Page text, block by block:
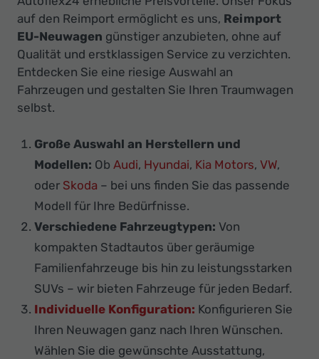
auf den Reimport ermöglicht es uns, Reimport
EU-Neuwagen günstiger anzubieten, ohne auf
Qualität und erstklassigen Service zu verzichten.
Entdecken Sie eine riesige Auswahl an
Fahrzeugen und gestalten Sie Ihren Traumwagen
selbst.
Große Auswahl an Herstellern und
Modellen: Ob Audi, Hyundai, Kia Motors, VW,
oder Skoda – bei uns finden Sie das passende
Modell für Ihre Bedürfnisse.
Verschiedene Fahrzeugtypen: Von
kompakten Stadtautos über geräumige
Familienfahrzeuge bis hin zu leistungsstarken
SUVs – wir bieten Fahrzeuge für jeden Bedarf.
Individuelle Konfiguration: Konfigurieren Sie
Ihren Neuwagen ganz nach Ihren Wünschen.
Wählen Sie die gewünschte Ausstattung,